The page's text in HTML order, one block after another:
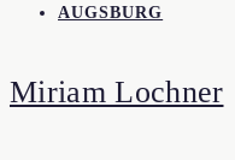
AUGSBURG
Miriam Lochner